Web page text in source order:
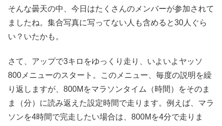
そんな曇天の中、今日はたくさんのメンバーが参加されて
ましたね。集合写真に写ってない人も含めると30人ぐら
い？いたかも。
さて、アップで3キロをゆっくり走り、いよいよヤッソ
800メニューのスタート。このメニュー、毎度の説明を繰
り返しますが、800Mをマラソンタイム（時間）をそのま
ま（分）に読み返えた設定時間で走ります。例えば、マラ
ソンを4時間で完走したい場合は、800Mを4分で走りま